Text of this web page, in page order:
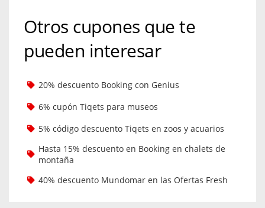
Otros cupones que te
pueden interesar
20% descuento Booking con Genius
6% cupón Tiqets para museos
5% código descuento Tiqets en zoos y acuarios
Hasta 15% descuento en Booking en chalets de
montaña
40% descuento Mundomar en las Ofertas Fresh